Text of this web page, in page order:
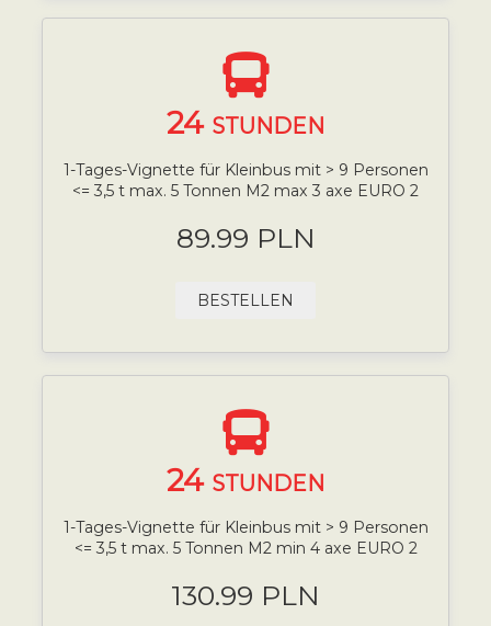
24 STUNDEN
1-Tages-Vignette für Kleinbus mit > 9 Personen
<= 3,5 t max. 5 Tonnen M2 max 3 axe EURO 2
89.99 PLN
BESTELLEN
24 STUNDEN
1-Tages-Vignette für Kleinbus mit > 9 Personen
<= 3,5 t max. 5 Tonnen M2 min 4 axe EURO 2
130.99 PLN